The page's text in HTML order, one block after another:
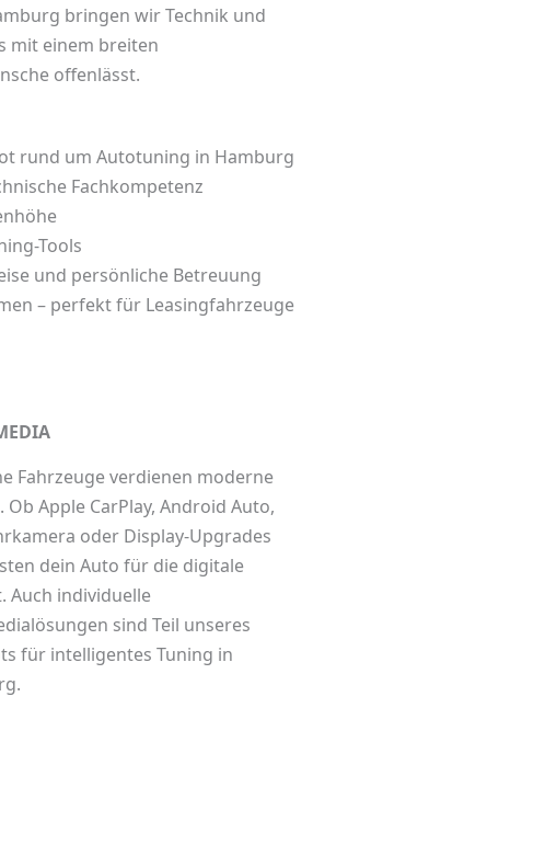
bringen wir Technik und
mit einem breiten
offenlässt.
rund um Autotuning in Hamburg
Fachkompetenz
Tools
und persönliche Betreuung
– perfekt für Leasingfahrzeuge
Fahrzeuge verdienen moderne
Ob Apple CarPlay, Android Auto,
oder Display-Upgrades
dein Auto für die digitale
Auch individuelle
sind Teil unseres
für intelligentes Tuning in